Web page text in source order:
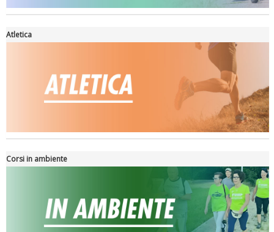
La formazione Uisp rallenta ma prosegue anche in estate
Atletica
Corsi in ambiente